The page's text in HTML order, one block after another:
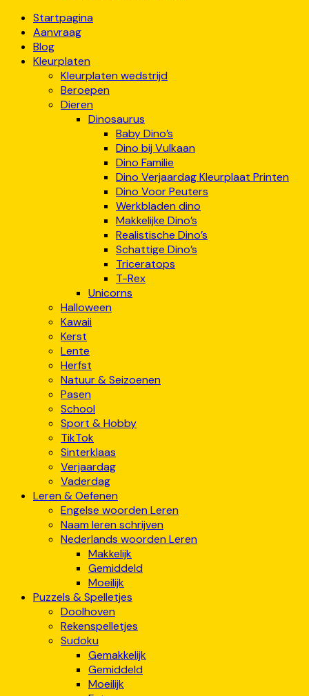
Startpagina
Aanvraag
Blog
Kleurplaten
Kleurplaten wedstrijd
Beroepen
Dieren
Dinosaurus
Baby Dino’s
Dino bij Vulkaan
Dino Familie
Dino Verjaardag Kleurplaat Printen
Dino Voor Peuters
Werkbladen dino
Makkelijke Dino’s
Realistische Dino’s
Schattige Dino’s
Triceratops
T-Rex
Unicorns
Halloween
Kawaii
Kerst
Lente
Herfst
Natuur & Seizoenen
Pasen
School
Sport & Hobby
TikTok
Sinterklaas
Verjaardag
Vaderdag
Leren & Oefenen
Engelse woorden Leren
Naam leren schrijven
Nederlands woorden Leren
Makkelijk
Gemiddeld
Moeilijk
Puzzels & Spelletjes
Doolhoven
Rekenspelletjes
Sudoku
Gemakkelijk
Gemiddeld
Moeilijk